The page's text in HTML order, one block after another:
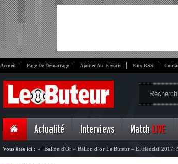
Accueil Page De Démarrage Ajouter Au Favoris Flux RSS
Actualité Interviews Match LIVE
Vous êtes ici : » Ballon d'Or » Ballon d’or Le Buteur – El Heddaf 2017: